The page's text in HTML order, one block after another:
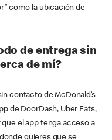
como la ubicación de
de entrega sin
de mí?
contacto de McDonald’s
de DoorDash, Uber Eats,
el app tenga acceso a
quieres que se